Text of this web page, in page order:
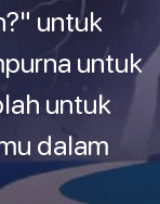
untuk
untuk
untuk
dalam